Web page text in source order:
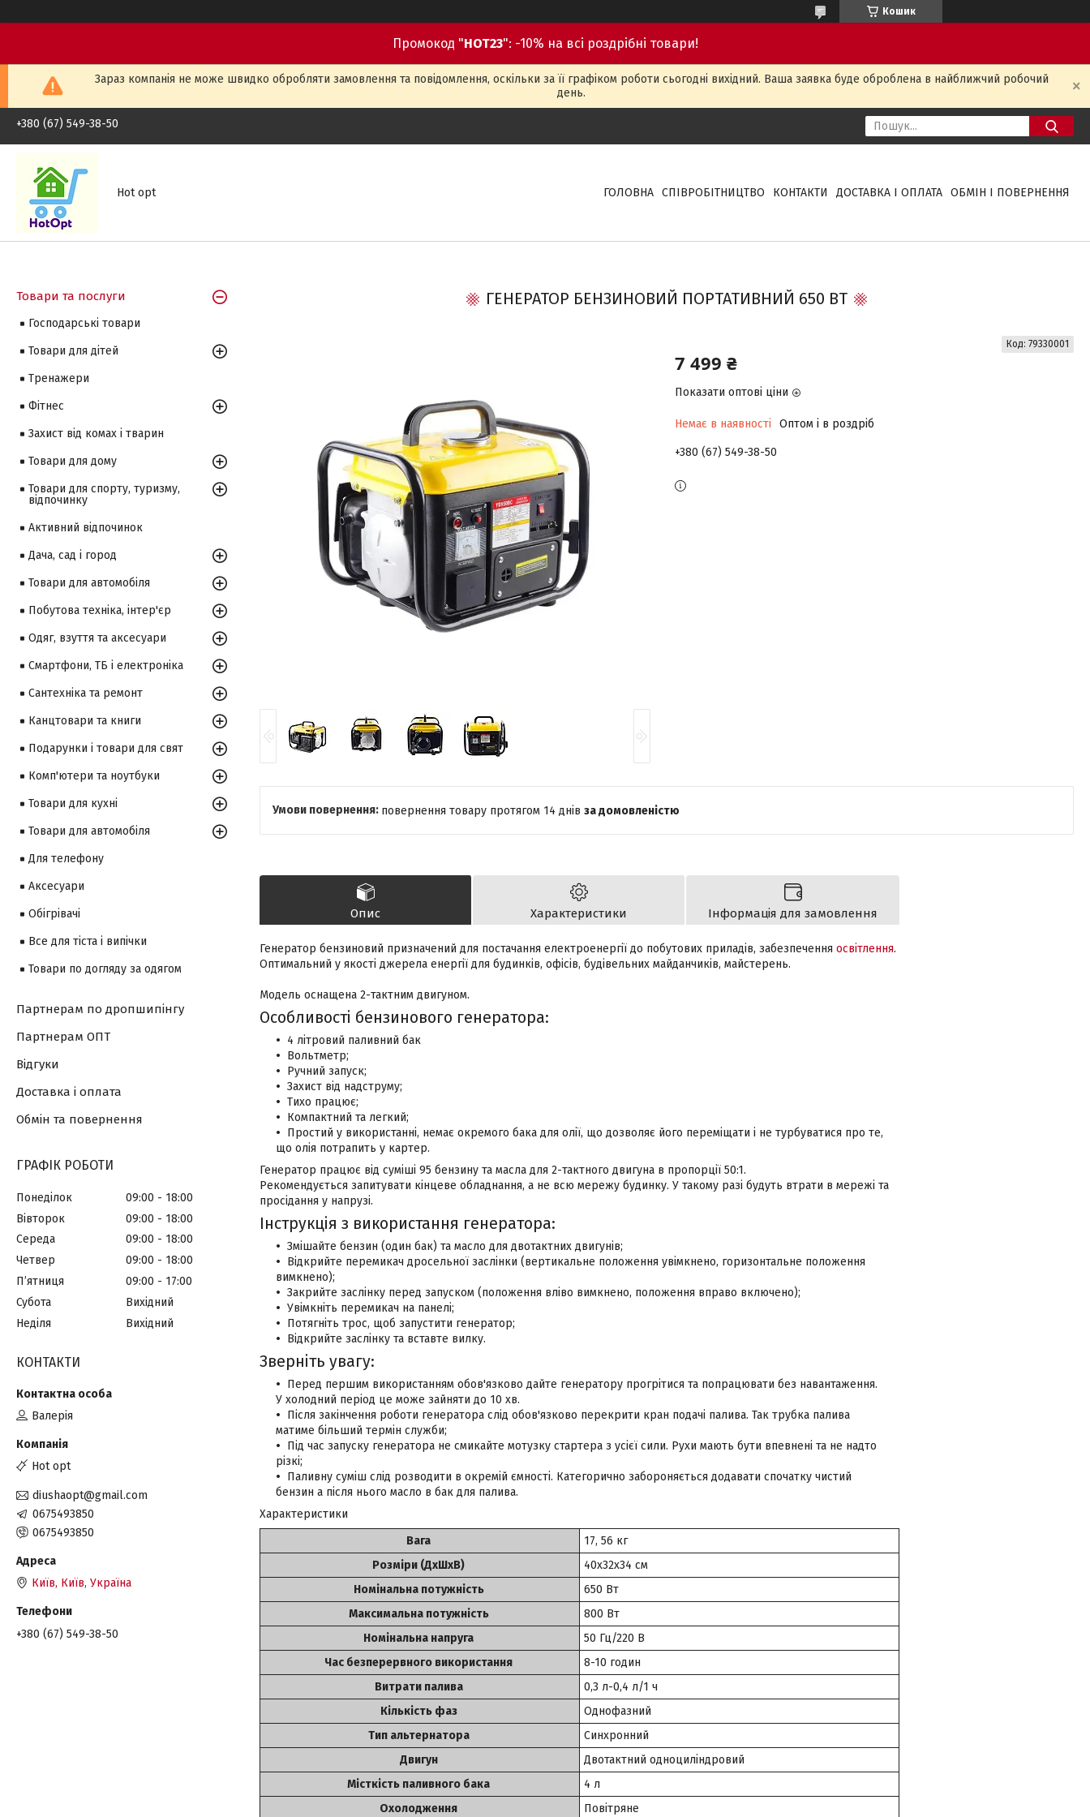
Кошик
Промокод "HOT23": -10% на всі роздрібні товари!
Зараз компанія не може швидко обробляти замовлення та повідомлення, оскільки за її графіком роботи сьогодні вихідний. Ваша заявка буде оброблена в найближчий робочий
день.
+380 (67) 549-38-50
Hot opt ГОЛОВНА СПІВРОБІТНИЦТВО КОНТАКТИ ДОСТАВКА І ОПЛАТА ОБМІН І ПОВЕРНЕННЯ
ГЕНЕРАТОР БЕНЗИНОВИЙ ПОРТАТИВНИЙ 650 ВТ
7 499 ₴
Показати оптові ціни
Немає в наявності Оптом і в роздріб
Код: 79330001
+380 (67) 549-38-50
повернення товару протягом 14 днів за домовленістю
Опис Характеристики Інформація для замовлення
Генератор бензиновий призначений для постачання електроенергії до побутових приладів, забезпечення освітлення.
Оптимальний у якості джерела енергії для будинків, офісів, будівельних майданчиків, майстерень.
Модель оснащена 2-тактним двигуном.
Особливості бензинового генератора:
4 літровий паливний бак
Вольтметр;
Ручний запуск;
Захист від надструму;
Тихо працює;
Компактний та легкий;
Простий у використанні, немає окремого бака для олії, що дозволяє його переміщати і не турбуватися про те,
що олія потрапить у картер.
Генератор працює від суміші 95 бензину та масла для 2-тактного двигуна в пропорції 50:1.
Рекомендується запитувати кінцеве обладнання, а не всю мережу будинку. У такому разі будуть втрати в мережі та
просідання у напрузі.
Інструкція з використання генератора:
Змішайте бензин (один бак) та масло для двотактних двигунів;
Відкрийте перемикач дросельної заслінки (вертикальне положення увімкнено, горизонтальне положення
вимкнено);
Закрийте заслінку перед запуском (положення вліво вимкнено, положення вправо включено);
Увімкніть перемикач на панелі;
Потягніть трос, щоб запустити генератор;
Відкрийте заслінку та вставте вилку.
Зверніть увагу:
Перед першим використанням обов'язково дайте генератору прогрітися та попрацювати без навантаження.
У холодний період це може зайняти до 10 хв.
Після закінчення роботи генератора слід обов'язково перекрити кран подачі палива. Так трубка палива
матиме більший термін служби;
Під час запуску генератора не смикайте мотузку стартера з усієї сили. Рухи мають бути впевнені та не надто
різкі;
Паливну суміш слід розводити в окремій ємності. Категорично забороняється додавати спочатку чистий
бензин а після нього масло в бак для палива.
Характеристики
Вага
17, 56 кг
Розміри (ДхШхВ)
40х32х34 см
Номінальна потужність
650 Вт
Максимальна потужність
800 Вт
Номінальна напруга
50 Гц/220 В
Час безперервного використання
8-10 годин
Витрати палива
0,3 л-0,4 л/1 ч
Кількість фаз
Однофазний
Тип альтернатора
Синхронний
Двигун
Двотактний одноциліндровий
Місткість паливного бака
4 л
Охолодження
Повітряне
Товари та послуги
Господарські товари
Товари для дітей
Тренажери
Фітнес
Захист від комах і тварин
Товари для дому
Товари для спорту, туризму,
відпочинку
Активний відпочинок
Дача, сад і город
Товари для автомобіля
Побутова техніка, інтер'єр
Одяг, взуття та аксесуари
Смартфони, ТБ і електроніка
Сантехніка та ремонт
Канцтовари та книги
Подарунки і товари для свят
Комп'ютери та ноутбуки
Товари для кухні
Товари для автомобіля
Для телефону
Аксесуари
Обігрівачі
Все для тіста і випічки
Товари по догляду за одягом
Партнерам по дропшипінгу
Партнерам ОПТ
Відгуки
Доставка і оплата
Обмін та повернення
ГРАФІК РОБОТИ
Понеділок 09:00
18:00
Вівторок
09:00
18:00
Середа
09:00
18:00
Четвер
09:00
18:00
Пʼятниця
09:00
17:00
Субота
Вихідний
Неділя
Вихідний
КОНТАКТИ
Валерія
Hot opt
diushaopt@gmail.com
0675493850
0675493850
Київ, Київ, Україна
+380 (67) 549-38-50